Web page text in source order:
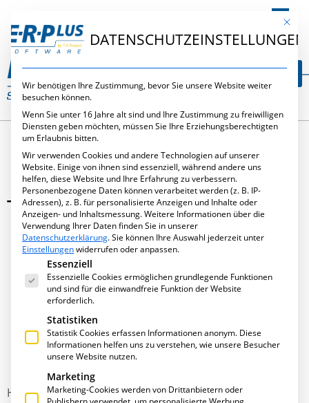
DE
TICKET ERSTELLEN
September 10, 2025
Hier erklären wir euch, wie ihr ganz einfach selbst ein
Mit
DATENSCHUTZEINSTELLUNGEN
Wir benötigen Ihre Zustimmung, bevor Sie unsere Website weiter
besuchen können.
Wenn Sie unter 16 Jahre alt sind und Ihre Zustimmung zu freiwilligen
Diensten geben möchten, müssen Sie Ihre Erziehungsberechtigten
um Erlaubnis bitten.
Wir verwenden Cookies und andere Technologien auf unserer
Website. Einige von ihnen sind essenziell, während andere uns
helfen, diese Website und Ihre Erfahrung zu verbessern.
Personenbezogene Daten können verarbeitet werden (z. B. IP-
Adressen), z. B. für personalisierte Anzeigen und Inhalte oder
Anzeigen- und Inhaltsmessung.Weitere Informationen über die
Verwendung Ihrer Daten finden Sie in unserer
Datenschutzerklärung.Sie können Ihre Auswahl jederzeit unter
Einstellungenwiderrufen oder anpassen.
Es folgt eine Liste der Service-Gruppen, für die eine
Essenziell
Essenzielle Cookies ermöglichen grundlegende Funktionen
und sind für die einwandfreie Funktion der Website
erforderlich.
Statistiken
Statistik Cookies erfassen Informationen anonym. Diese
Informationen helfen uns zu verstehen, wie unsere Besucher
unsere Website nutzen.
Marketing
Marketing-Cookies werden von Drittanbietern oder